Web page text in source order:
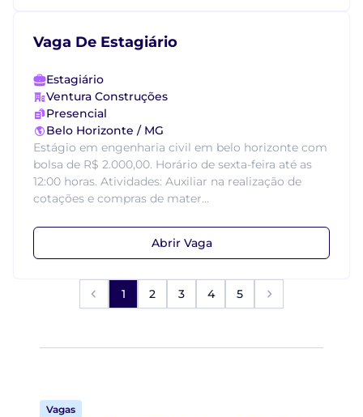
Vaga De Estagiário
Estagiário
Ventura Construções
Presencial
Belo Horizonte / MG
Estágio em engenharia civil em belo horizonte com
bolsa de R$ 2.000,00. Horário de sexta-feira até as
12:00 horas. Atividades: Auxiliar na realização de
cotações e compras de mater...
Abrir Vaga
1 2 3 4 5
Vagas